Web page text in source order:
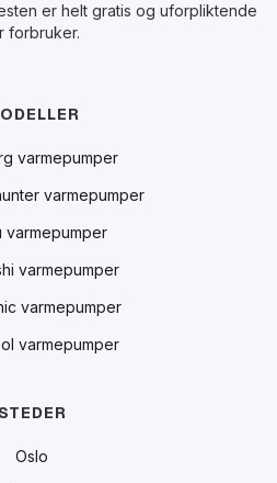
er helt gratis og uforpliktende
forbruker.
varmepumper
varmepumper
varmepumper
varmepumper
varmepumper
varmepumper
STEDER
Oslo